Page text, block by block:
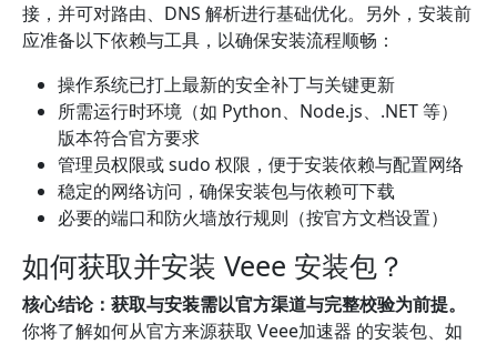
接，并可对路由、DNS 解析进行基础优化。另外，安装前
应准备以下依赖与工具，以确保安装流程顺畅：
操作系统已打上最新的安全补丁与关键更新
所需运行时环境（如 Python、Node.js、.NET 等）
版本符合官方要求
管理员权限或 sudo 权限，便于安装依赖与配置网络
稳定的网络访问，确保安装包与依赖可下载
必要的端口和防火墙放行规则（按官方文档设置）
如何获取并安装 Veee 安装包？
核心结论：获取与安装需以官方渠道与完整校验为前提。
你将了解如何从官方来源获取 Veee加速器 的安装包、如